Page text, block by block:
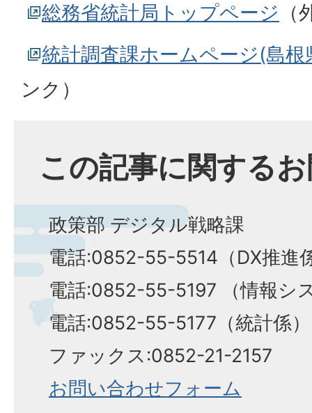
総務省統計局トップページ
統計調査課ホームページ(島
ンク）
この記事に関する
政策部 デジタル戦略課
電話:0852-55-5514（DX推進
電話:0852-55-5197 （情報シ
電話:0852-55-5177（統計係）
ファックス:0852-21-2157
お問い合わせフォーム